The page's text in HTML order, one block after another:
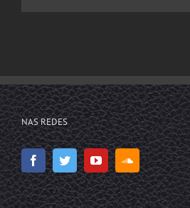
NAS REDES